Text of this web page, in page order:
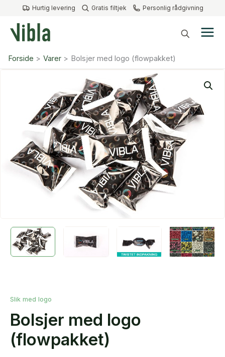
indholdet
Hurtig levering Gratis filtjek Personlig rådgivning
Forside Varer Bolsjer med logo (flowpakket)
Slik med logo
Bolsjer med logo
(flowpakket)